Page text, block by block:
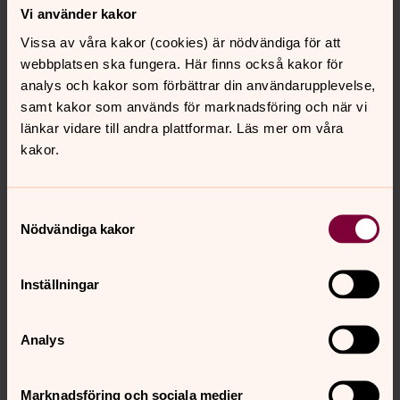
Vi använder kakor
Vissa av våra kakor (cookies) är nödvändiga för att
webbplatsen ska fungera. Här finns också kakor för
analys och kakor som förbättrar din användarupplevelse,
samt kakor som används för marknadsföring och när vi
länkar vidare till andra plattformar. Läs mer om våra
kakor.
Nödvändiga kakor
Inställningar
Analys
Marknadsföring och sociala medier
Katarina Trobäck